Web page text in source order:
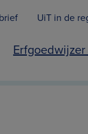
UiT in de
Erfgoedwijzer